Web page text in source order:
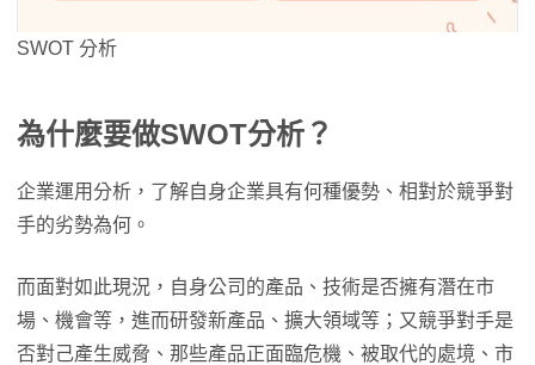
SWOT 分析
為什麼要做SWOT分析？
企業運用分析，了解自身企業具有何種優勢、相對於競爭對
手的劣勢為何。
而面對如此現況，自身公司的產品、技術是否擁有潛在市
場、機會等，進而研發新產品、擴大領域等；又競爭對手是
否對己產生威脅、那些產品正面臨危機、被取代的處境、市